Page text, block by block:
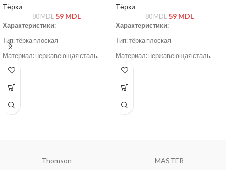
Тёрки
80MDL 59 MDL
Характеристики:
Тип: тёрка плоская
Материал: нержавеющая сталь,
пластик
Тёрки
80MDL 59 MDL
Характеристики:
Тип: тёрка плоская
Материал: нержавеющая сталь,
пластик
Danny Home